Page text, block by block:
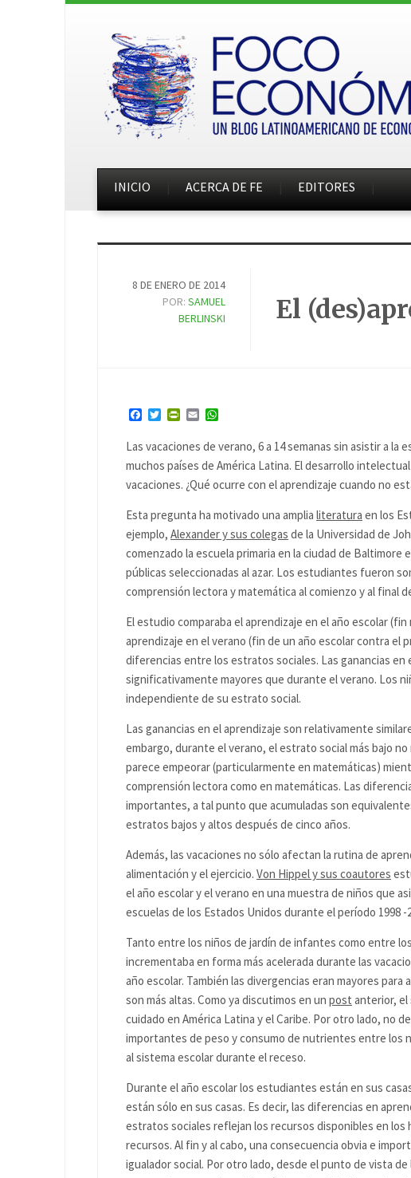
INICIO ACERCA DE FE EDITORES
8 DE ENERO DE 2014
POR:SAMUEL
BERLINSKI
El
Facebook
TwitterPrintFriendly
Email
Las vacaciones de verano, 6 a 14 semanas sin asistir a
muchos países de América Latina. El desarrollo
vacaciones. ¿Qué ocurre con el aprendizaje cuando no
Esta pregunta ha motivado una amplia literatura en los
ejemplo, Alexander y sus colegas de la Universidad de
comenzado la escuela primaria en la ciudad de Baltimore
públicas seleccionadas al azar. Los estudiantes fueron
comprensión lectora y matemática al comienzo y al final
El estudio comparaba el aprendizaje en el año escolar
aprendizaje en el verano (fin de un año escolar contra el
diferencias entre los estratos sociales. Las ganancias
significativamente mayores que durante el verano. Los
independiente de su estrato social.
Las ganancias en el aprendizaje son relativamente
embargo, durante el verano, el estrato social más bajo
parece empeorar (particularmente en matemáticas)
comprensión lectora como en matemáticas. Las
importantes, a tal punto que acumuladas son
estratos bajos y altos después de cinco años.
Además, las vacaciones no sólo afectan la rutina de
alimentación y el ejercicio. Von Hippel y sus coautores
el año escolar y el verano en una muestra de niños que
escuelas de los Estados Unidos durante el período 1998 -
Tanto entre los niños de jardín de infantes como entre
incrementaba en forma más acelerada durante las
año escolar. También las divergencias eran mayores
son más altas. Como ya discutimos en un post anterior, el
cuidado en América Latina y el Caribe. Por otro lado, no
importantes de peso y consumo de nutrientes entre los
al sistema escolar durante el receso.
Durante el año escolar los estudiantes están en sus
están sólo en sus casas. Es decir, las diferencias en
estratos sociales reflejan los recursos disponibles en los
recursos. Al fin y al cabo, una consecuencia obvia e
igualador social. Por otro lado, desde el punto de vista